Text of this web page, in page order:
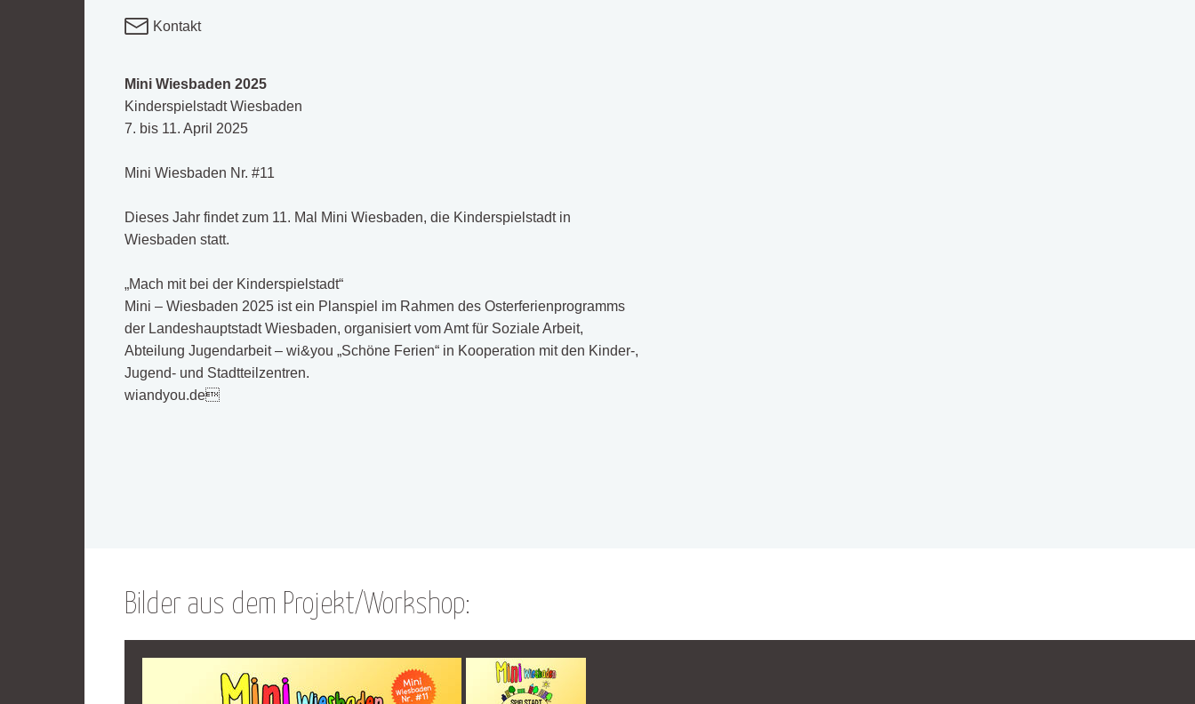
Kontakt
Mini Wiesbaden 2025
Kinderspielstadt Wiesbaden
7. bis 11. April 2025
Mini Wiesbaden Nr. #11
Dieses Jahr findet zum 11. Mal Mini Wiesbaden, die Kinderspielstadt in
Wiesbaden statt.
„Mach mit bei der Kinderspielstadt“
Mini – Wiesbaden 2025 ist ein Planspiel im Rahmen des Osterferienprogramms
der Landeshauptstadt Wiesbaden, organisiert vom Amt für Soziale Arbeit,
Abteilung Jugendarbeit – wi&you „Schöne Ferien“ in Kooperation mit den Kinder-,
Jugend- und Stadtteilzentren.
wiandyou.de
Bilder aus dem Projekt/Workshop: